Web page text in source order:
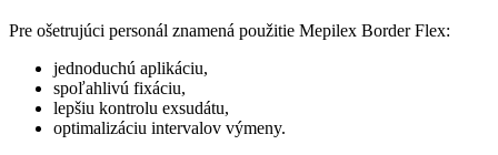
Pre ošetrujúci personál znamená použitie Mepilex Border Flex:
jednoduchú aplikáciu,
spoľahlivú fixáciu,
lepšiu kontrolu exsudátu,
optimalizáciu intervalov výmeny.